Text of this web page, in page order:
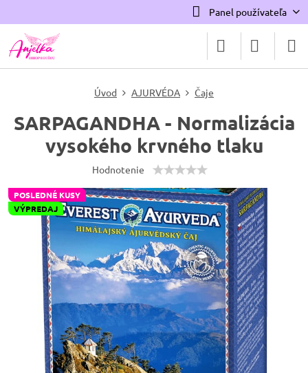
Panel používateľa
POSLEDNÉ KUSY
VÝPREDAJ
Úvod AJURVÉDA Čaje
SARPAGANDHA - Normalizácia
vysokého krvného tlaku
Hodnotenie